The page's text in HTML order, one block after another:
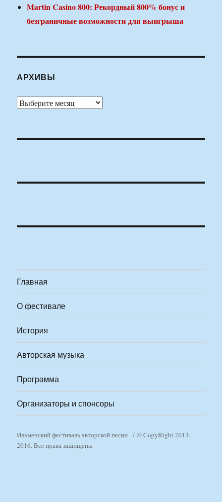
Martin Casino 800: Рекордный 800% бонус и
безграничные возможности для выигрыша
АРХИВЫ
Архивы
Главная
О фестивале
История
Авторская музыка
Программа
Организаторы и спонсоры
Ильменский фестиваль авторской песни
© CopyRight 2013-
2016. Все права защищены